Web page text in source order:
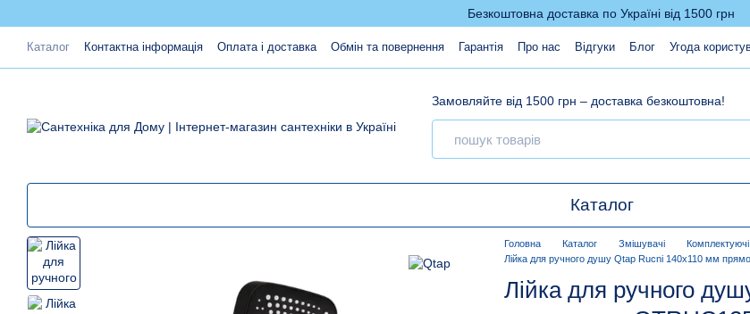
Безкоштовна доставка по Україні від 1500 грн
Каталог Контактна інформація Оплата і доставка Обмін та повернення Гарантія Про нас Відгуки Блог Угода
Замовляйте від 1500 грн – доставка безкоштовна!
Каталог
Головна Каталог Змішувачі
Лійка для ручного душу Qtap Rucni 140x110 мм
Лійка для ручного